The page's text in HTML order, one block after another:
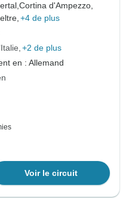
Cortina d'Ampezzo,
+4 de plus
+2 de plus
en : Allemand
Voir le circuit